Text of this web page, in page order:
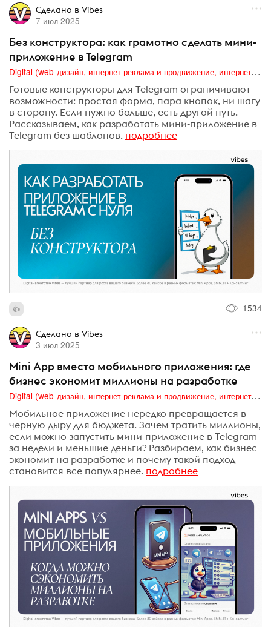
Сделано в Vibes
7 июл 2025
Без конструктора: как грамотно сделать мини-
приложение в Telegram
Digital (web-дизайн, интернет-реклама и продвижение, интернет-сообщества и блоги, интернет-коммуникации, мобильный маркетинг, реклама на цифровых экранах)
Готовые конструкторы для Telegram ограничивают
возможности: простая форма, пара кнопок, ни шагу
в сторону. Если нужно больше, есть другой путь.
Рассказываем, как разработать мини-приложение в
Telegram без шаблонов. подробнее
1534
Сделано в Vibes
3 июл 2025
Mini App вместо мобильного приложения: где
бизнес экономит миллионы на разработке
Digital (web-дизайн, интернет-реклама и продвижение, интернет-сообщества и блоги, интернет-коммуникации, мобильный маркетинг, реклама на цифровых экранах)
Мобильное приложение нередко превращается в
черную дыру для бюджета. Зачем тратить миллионы,
если можно запустить мини-приложение в Telegram
за недели и меньшие деньги? Разбираем, как бизнес
экономит на разработке и почему такой подход
становится все популярнее. подробнее